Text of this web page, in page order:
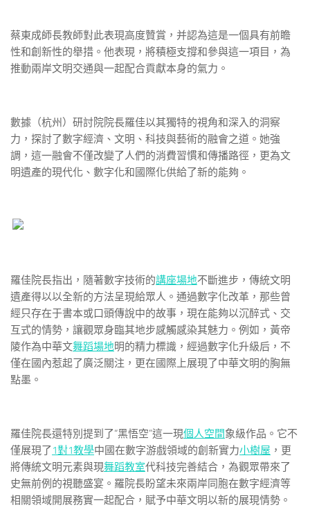
蔡東成師長教師對此表現高度贊賞，并認為這是一個具有前瞻
性和創新性的舉措。他表現，將積極支撐和參與這一項目，為
推動兩岸文明交通與一起配合貢獻本身的氣力。
數據（杭州）研討院院長羅佳以其獨特的視角和深入的洞察
力，探討了數字經濟、文明、科技與藝術的融會之道。她強
調，這一融會不僅改變了人們的消費習慣和傳播路徑，更為文
明遺產的現代化、數字化和國際化供給了新的能夠。
羅佳院長指出，隨著數字技術的講座場地不斷進步，傳統文明
遺產得以以全新的方法呈現給眾人。通過數字化改革，那些曾
經只存在于書本或口頭傳說中的故事，現在能夠以沉醉式、交
互式的情勢，讓觀眾身臨其地步感觸感染其魅力。例如，黃帝
陵作為中華文舞蹈場地明的精力標識，經過數字化升級后，不
僅在國內惹起了廣泛關注，更在國際上展現了中華文明的胸無
點墨。
羅佳院長還特別提到了“黑悟空”這一現個人空間象級作品。它不
僅展現了 1對1教學中國在數字游戲領域的創新實力小樹屋 ，更
將傳統文明元素與現舞蹈教室代科技完善結合，為觀眾帶來了
史無前例的視聽盛宴。羅院長盼望未來兩岸同胞在數字經濟等
相關領域開展務實一起配合，賦予中華文明以新的展現情勢。